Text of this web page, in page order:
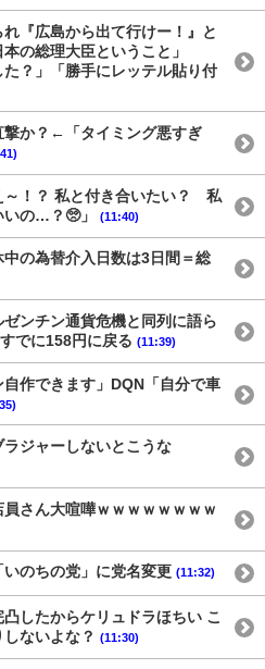
『広島から出て行けー！』と
の総理大臣ということ」
？」「勝手にレッテル貼り付
撃か？←「タイミング悪すぎ
～！？ 私と付き合いたい？ 私
いの…？🥺」
(11:40)
中の為替介入日数は3日間＝総
ンチン通貨危機と同列に語ら
でに158円に戻る (11:39)
自作できます」DQN「自分で車
ラジャーしないとこうな
員さん大喧嘩ｗｗｗｗｗｗｗｗ
いのちの党」に党名変更 (11:32)
凸したからケリュドラほちい こ
ないよな？ (11:30)